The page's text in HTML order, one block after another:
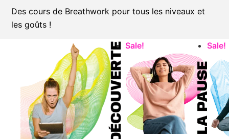
Des cours de Breathwork pour tous les niveaux et
les goûts !
Sale! Sale!